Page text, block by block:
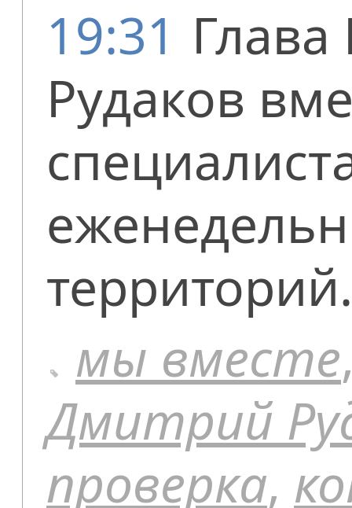
19:31
Рудаков
территорий.
мы вместе
Дмитрий
проверка,